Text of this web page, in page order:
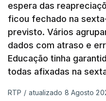
espera das
ficou fechado na
previsto. Vários
dados com atraso e
Educação tinha
todas afixadas na
RTP / atualizado 8 Agosto